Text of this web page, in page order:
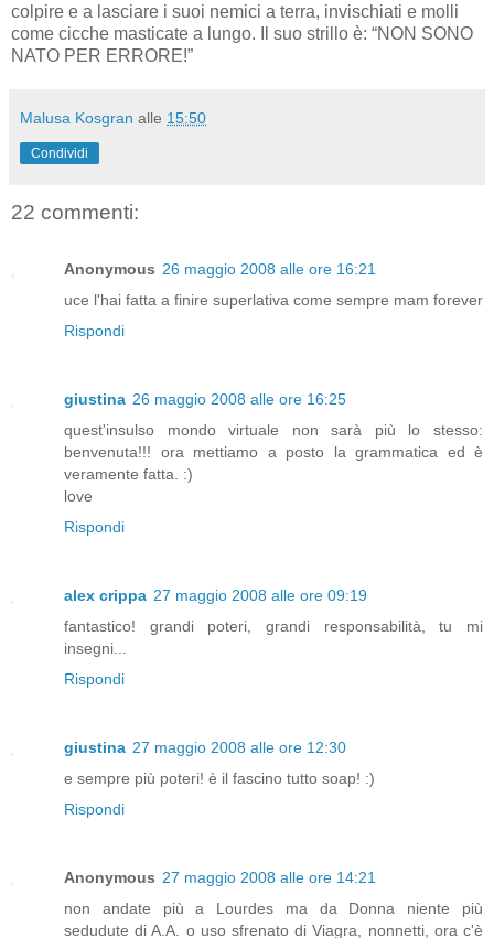
colpire e a lasciare i suoi nemici a terra, invischiati e molli
come cicche masticate a lungo. Il suo strillo è: “NON SONO
NATO PER ERRORE!”
Malusa Kosgran alle 15:50
Condividi
22 commenti:
Anonymous 26 maggio 2008 alle ore 16:21
uce l'hai fatta a finire superlativa come sempre mam forever
Rispondi
giustina 26 maggio 2008 alle ore 16:25
quest'insulso mondo virtuale non sarà più lo stesso:
benvenuta!!! ora mettiamo a posto la grammatica ed è
veramente fatta. :)
love
Rispondi
alex crippa 27 maggio 2008 alle ore 09:19
fantastico! grandi poteri, grandi responsabilità, tu mi
insegni...
Rispondi
giustina 27 maggio 2008 alle ore 12:30
e sempre più poteri! è il fascino tutto soap! :)
Rispondi
Anonymous 27 maggio 2008 alle ore 14:21
non andate più a Lourdes ma da Donna niente più
sedudute di A.A. o uso sfrenato di Viagra, nonnetti, ora c'è